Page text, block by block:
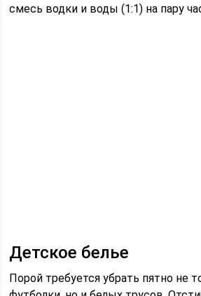
смесь водки и воды (1:1) на пару
Детское белье
Порой требуется убрать пятно не